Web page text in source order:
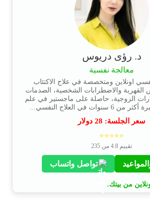
د. رؤى دريوس
معالجة نفسية
اونلاين ومتخصصة في علاج الاكتئاب
القهرية والاضطرابات الشخصية، الصدمات
الزوجية، حاصلة على ماجستير في علم
في العلاج النفسي...
سعر الجلسة: 28 دولار
⭐⭐⭐⭐⭐
تقييم 4.8 من 235
تواصل واتساب
من بيتك.